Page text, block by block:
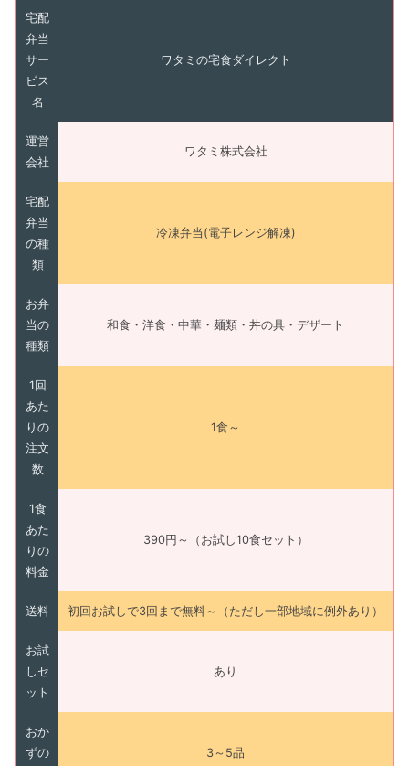
宅配
弁当
サー
ビス
名
ワタミの宅食ダイレクト
運営
会社
ワタミ株式会社
宅配
弁当
の種
類
冷凍弁当(電子レンジ解凍)
お弁
当の
種類
和食・洋食・中華・麺類・丼の具・デザート
1回
あた
りの
注文
数
1食～
1食
あた
りの
料金
390円～（お試し10食セット）
送料 初回お試しで3回まで無料～（ただし一部地域に例外あり）
お試
しセ
ット
あり
おか
ずの
3～5品